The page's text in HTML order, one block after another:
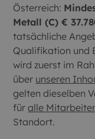
Österreich:
Metall (C) €
tatsächliche
Qualifikation und
wird zuerst im
über unseren
gelten dieselben
für alle
Standort.